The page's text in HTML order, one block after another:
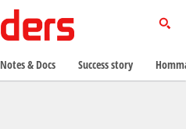
Notes & Docs Success story